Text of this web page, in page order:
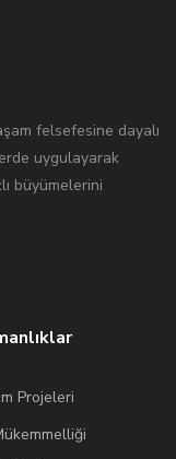
felsefesine dayalı
uygulayarak
büyümelerini
Projeleri